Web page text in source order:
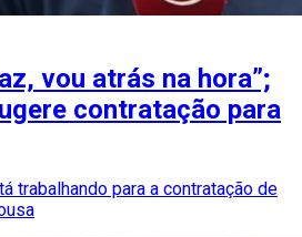
vou atrás na hora”;
contratação para
trabalhando para a contratação de